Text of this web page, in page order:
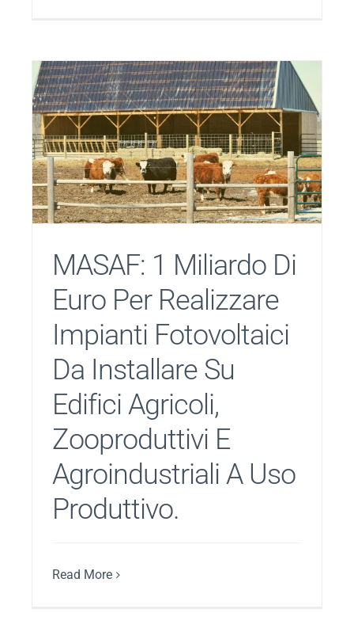
MASAF: 1 Miliardo Di
Euro Per Realizzare
Impianti Fotovoltaici
Da Installare Su
Edifici Agricoli,
Zooproduttivi E
Agroindustriali A Uso
Produttivo.
Read More